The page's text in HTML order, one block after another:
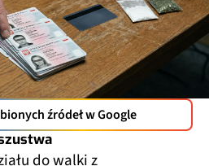
źródeł w Google
do walki z